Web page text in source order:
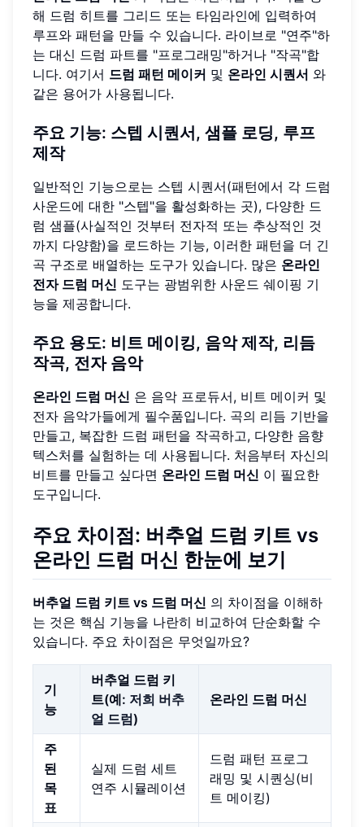
해 드럼 히트를 그리드 또는 타임라인에 입력하여
루프와 패턴을 만들 수 있습니다. 라이브로 "연주"하
는 대신 드럼 파트를 "프로그래밍"하거나 "작곡"합
니다. 여기서 드럼 패턴 메이커 및 온라인 시퀀서 와
같은 용어가 사용됩니다.
주요 기능: 스텝 시퀀서, 샘플 로딩, 루프
제작
일반적인 기능으로는 스텝 시퀀서(패턴에서 각 드럼
사운드에 대한 "스텝"을 활성화하는 곳), 다양한 드
럼 샘플(사실적인 것부터 전자적 또는 추상적인 것
까지 다양함)을 로드하는 기능, 이러한 패턴을 더 긴
곡 구조로 배열하는 도구가 있습니다. 많은 온라인
전자 드럼 머신 도구는 광범위한 사운드 쉐이핑 기
능을 제공합니다.
주요 용도: 비트 메이킹, 음악 제작, 리듬
작곡, 전자 음악
온라인 드럼 머신 은 음악 프로듀서, 비트 메이커 및
전자 음악가들에게 필수품입니다. 곡의 리듬 기반을
만들고, 복잡한 드럼 패턴을 작곡하고, 다양한 음향
텍스처를 실험하는 데 사용됩니다. 처음부터 자신의
비트를 만들고 싶다면 온라인 드럼 머신 이 필요한
도구입니다.
주요 차이점: 버추얼 드럼 키트 vs
온라인 드럼 머신 한눈에 보기
버추얼 드럼 키트 vs 드럼 머신 의 차이점을 이해하
는 것은 핵심 기능을 나란히 비교하여 단순화할 수
있습니다. 주요 차이점은 무엇일까요?
기
능
버추얼 드럼 키
트(예: 저희 버추
얼 드럼)
온라인 드럼 머신
주
된
목
표
실제 드럼 세트
연주 시뮬레이션
드럼 패턴 프로그
래밍 및 시퀀싱(비
트 메이킹)